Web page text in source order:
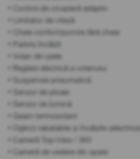
• Control de croazieră adaptiv
• Limitator de viteză
• Cheie confort/pornire fără cheie
• Parbriz încălzit
• Volan din piele
• Reglare electrică a volanului
• Suspensie pneumatică
• Senzor de ploaie
• Senzor de lumină
• Geam termoizolant
• Oglinzi rabatabile și încălzite (electrice)
• Cameră Top-View / 360
• Cameră de vedere din spate